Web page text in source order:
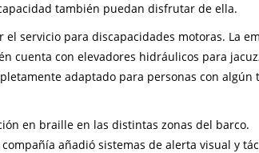
también puedan disfrutar de ella.
servicio para discapacidades motoras. La
cuenta con elevadores hidráulicos para
adaptado para personas con algún
en braille en las distintas zonas del barco.
añadió sistemas de alerta visual y